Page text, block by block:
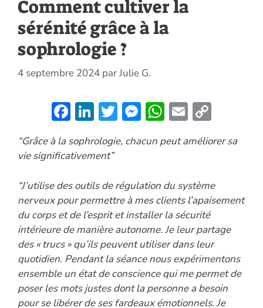
Comment cultiver la
sérénité grâce à la
sophrologie ?
4 septembre 2024 parJulie G.
F
e
b
o
o
k
Li
k
e
dI
n
T
itt
M
se
g
er
W
at
A
p
p
E
m
ai p
Li
n
k
“Grâce à la sophrologie, chacun peut améliorer sa
vie significativement”
“J’utilise des outils de régulation du système
nerveux pour permettre à mes clients l’apaisement
du corps et de l’esprit et installer la sécurité
intérieure de manière autonome. Je leur partage
des « trucs » qu’ils peuvent utiliser dans leur
quotidien. Pendant la séance nous expérimentons
ensemble un état de conscience qui me permet de
poser les mots justes dont la personne a besoin
pour se libérer de ses fardeaux émotionnels. Je